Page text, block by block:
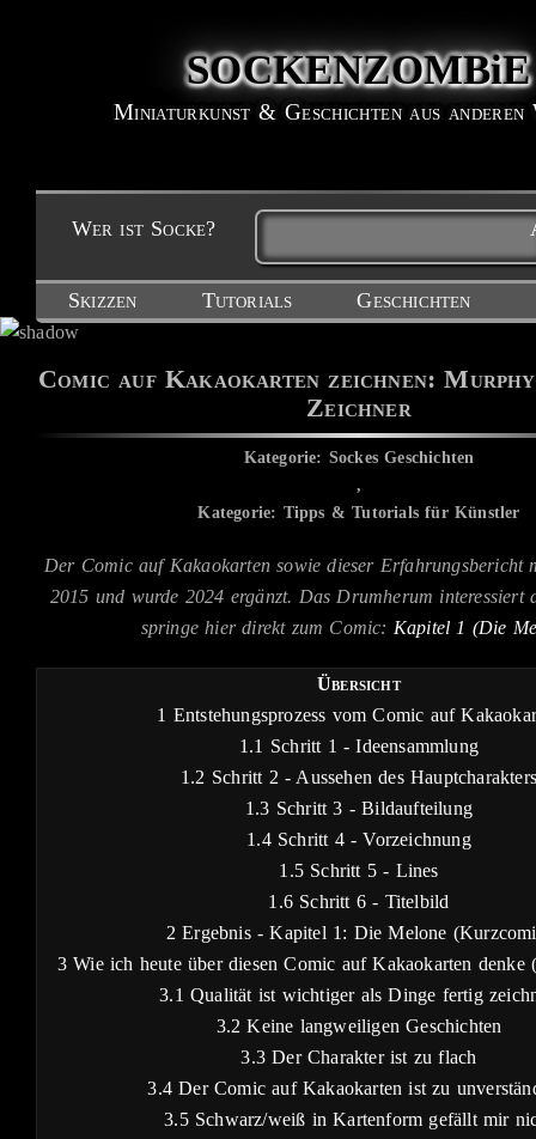
SOCKENZOMBiE
Miniaturkunst & Geschichten aus anderen
Wer ist Socke?
Skizzen Tutorials Geschichten
Comic auf Kakaokarten zeichnen:
Zeichner
Kategorie: Sockes Geschichten
,
Kategorie: Tipps & Tutorials für Künstler
Der Comic auf Kakaokarten sowie dieser Erfahrungsbericht
2015 und wurde 2024 ergänzt. Das Drumherum interessiert
springe hier direkt zum Comic: Kapitel 1 (Die
Übersicht
1 Entstehungsprozess vom Comic auf
1.1 Schritt 1 - Ideensammlung
1.2 Schritt 2 - Aussehen des Hauptcharakters
1.3 Schritt 3 - Bildaufteilung
1.4 Schritt 4 - Vorzeichnung
1.5 Schritt 5 - Lines
1.6 Schritt 6 - Titelbild
2 Ergebnis - Kapitel 1: Die Melone
3 Wie ich heute über diesen Comic auf Kakaokarten denke
3.1 Qualität ist wichtiger als Dinge fertig
3.2 Keine langweiligen Geschichten
3.3 Der Charakter ist zu flach
3.4 Der Comic auf Kakaokarten ist zu
3.5 Schwarz/weiß in Kartenform gefällt mir